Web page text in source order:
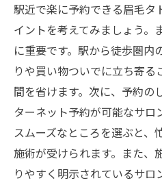
駅近で楽に予約できる眉毛タ
イントを考えてみましょう。
に重要です。駅から徒歩圏内
りや買い物ついでに立ち寄
間を省けます。次に、予約の
ターネット予約が可能なサロ
スムーズなところを選ぶと、
施術が受けられます。また、
りやすく明示されているサロ